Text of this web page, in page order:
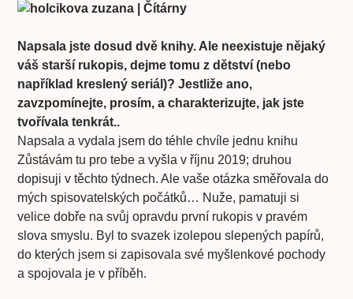
Napsala jste dosud dvě knihy. Ale neexistuje nějaký
váš starší rukopis, dejme tomu z dětství (nebo
například kreslený seriál)? Jestliže ano,
zavzpomínejte, prosím, a charakterizujte, jak jste
tvořívala tenkrát..
Napsala a vydala jsem do téhle chvíle jednu knihu
Zůstávám tu pro tebe a vyšla v říjnu 2019; druhou
dopisuji v těchto týdnech. Ale vaše otázka směřovala do
mých spisovatelských počátků… Nuže, pamatuji si
velice dobře na svůj opravdu první rukopis v pravém
slova smyslu. Byl to svazek izolepou slepených papírů,
do kterých jsem si zapisovala své myšlenkové pochody
a spojovala je v příběh.